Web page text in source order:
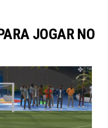
JOGAR NO